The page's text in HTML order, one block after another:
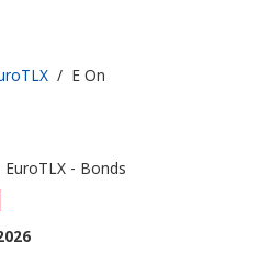
/ E On
- Bonds